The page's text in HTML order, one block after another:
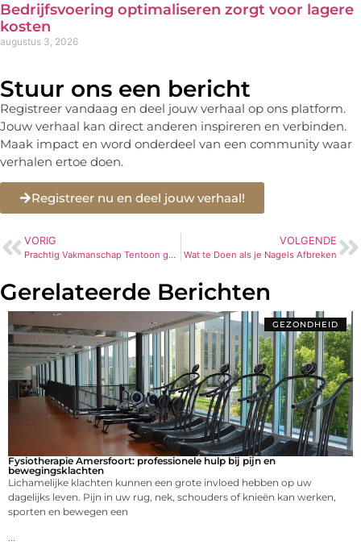
Bedrijfsvoering optimaliseren zorgt voor lagere
kosten
augustus 3, 2026
Stuur ons een bericht
Registreer vandaag en deel jouw verhaal op ons platform.
Jouw verhaal kan direct anderen inspireren en verbinden.
Maak impact en word onderdeel van een community waar
verhalen ertoe doen.
Registreer nu en deel jouw verhaal!
VORIG
Prachtig Vakmanschap Tentoon gespreid op de Nieuwe Bax Houthandel Website
VOLGENDE
Wat te Doen als je Nagels Afbreken
Gerelateerde Berichten
GEZONDHEID
Fysiotherapie Amersfoort: professionele hulp bij pijn en
bewegingsklachten
Lichamelijke klachten kunnen een grote invloed hebben op uw
dagelijks leven. Pijn in uw rug, nek, schouders of knieën kan werken,
sporten en bewegen een
...